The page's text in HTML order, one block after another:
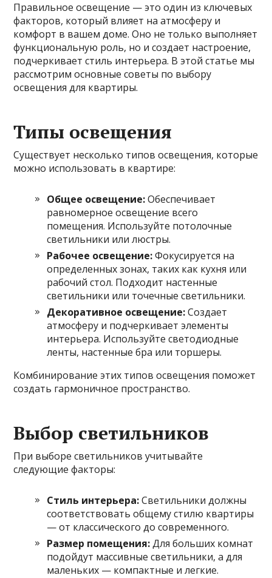
Правильное освещение — это один из ключевых
факторов, который влияет на атмосферу и
комфорт в вашем доме. Оно не только выполняет
функциональную роль, но и создает настроение,
подчеркивает стиль интерьера. В этой статье мы
рассмотрим основные советы по выбору
освещения для квартиры.
Типы освещения
Существует несколько типов освещения, которые
можно использовать в квартире:
Общее освещение:Обеспечивает
равномерное освещение всего
помещения. Используйте потолочные
светильники или люстры.
Рабочее освещение:Фокусируется на
определенных зонах, таких как кухня или
рабочий стол. Подходит настенные
светильники или точечные светильники.
Декоративное освещение:Создает
атмосферу и подчеркивает элементы
интерьера. Используйте светодиодные
ленты, настенные бра или торшеры.
Комбинирование этих типов освещения поможет
создать гармоничное пространство.
Выбор светильников
При выборе светильников учитывайте
следующие факторы:
Стиль интерьера:Светильники должны
соответствовать общему стилю квартиры
— от классического до современного.
Размер помещения:Для больших комнат
подойдут массивные светильники, а для
маленьких — компактные и легкие.